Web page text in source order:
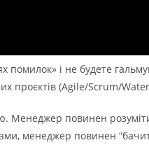
помилок» і не будете
проєктів (Agile/Scrum/
Менеджер повинен
менеджер повинен